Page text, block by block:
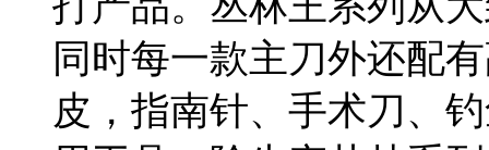
同时每一款主刀外还配
皮，指南针、手术刀、